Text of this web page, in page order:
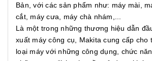
Bản, với các sản phẩm như: máy mài,
cắt, máy cưa, máy chà nhám,...
Là một trong những thương hiệu dẫn
xuất máy công cụ, Makita cung cấp cho
loại máy với những công dụng, chức